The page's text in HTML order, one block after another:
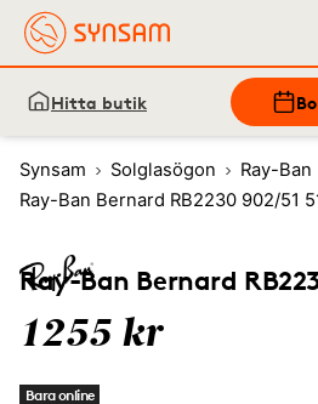
Hitta butik
Synsam Solglasögon
Ray-Ban
Ray-Ban Bernard RB2230 902/51
Ray-Ban Bernard
1255 kr
Bara online